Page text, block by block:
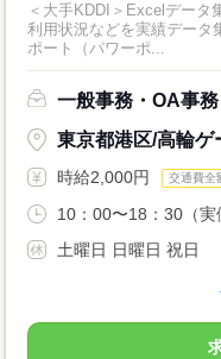
＜大手KDDI＞Excelデー
利用状況などを実績デー
ポート（パワーポ...
一般事務・OA事務
東京都港区/高輪ゲ
時給2,000円 交通費全
10：00〜18：30（
土曜日 日曜日 祝日